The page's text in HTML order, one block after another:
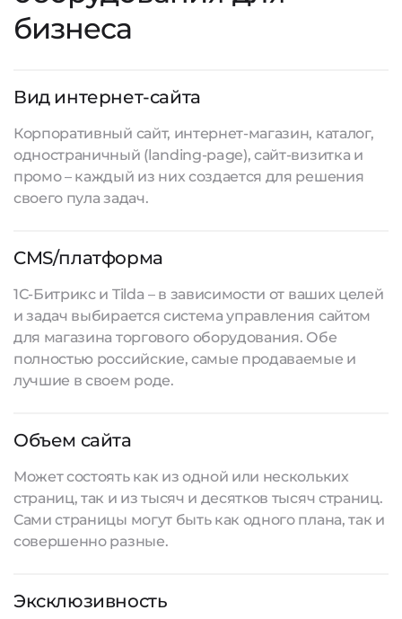
бизнеса
Вид интернет-сайта
Корпоративный сайт, интернет-магазин, каталог,
одностраничный (landing-page), сайт-визитка и
промо – каждый из них создается для решения
своего пула задач.
CMS/платформа
1С-Битрикс и Tilda – в зависимости от ваших целей
и задач выбирается система управления сайтом
для магазина торгового оборудования. Обе
полностью российские, самые продаваемые и
лучшие в своем роде.
Объем сайта
Может состоять как из одной или нескольких
страниц, так и из тысяч и десятков тысяч страниц.
Сами страницы могут быть как одного плана, так и
совершенно разные.
Эксклюзивность